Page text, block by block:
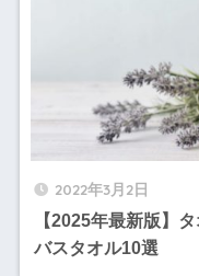
2022年3月2日
【2025年最新版】
バスタオル10選